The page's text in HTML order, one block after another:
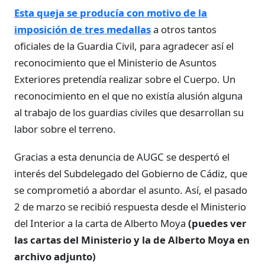
Esta queja se producía con motivo de la
imposición de tres medallasa otros tantos
oficiales de la Guardia Civil, para agradecer así el
reconocimiento que el Ministerio de Asuntos
Exteriores pretendía realizar sobre el Cuerpo. Un
reconocimiento en el que no existía alusión alguna
al trabajo de los guardias civiles que desarrollan su
labor sobre el terreno.
Gracias a esta denuncia de AUGC se despertó el
interés del Subdelegado del Gobierno de Cádiz, que
se comprometió a abordar el asunto. Así, el pasado
2 de marzo se recibió respuesta desde el Ministerio
del Interior a la carta de Alberto Moya (puedes ver
las cartas del Ministerio y la de Alberto Moya en
archivo adjunto)